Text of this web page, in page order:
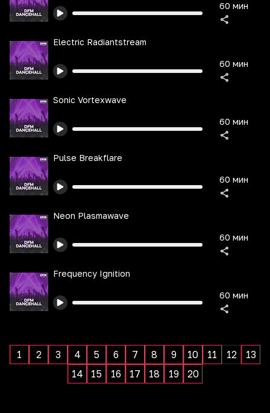
60 мин
Electric Radiantstream
60 мин
Sonic Vortexwave
60 мин
Pulse Breakflare
60 мин
Neon Plasmawave
60 мин
Frequency Ignition
60 мин
1 2 3 4 5 6 7 8 9 10 11 12
13
14
15 16 17 18 19 20